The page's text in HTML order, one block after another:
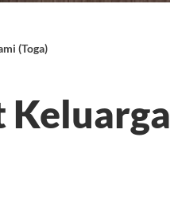
(Toga)
Keluarga